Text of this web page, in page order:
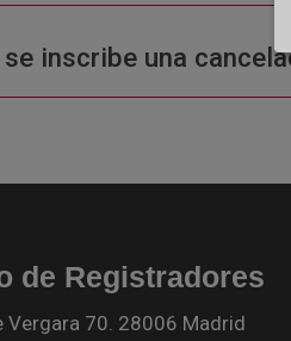
se inscribe una
de Registradores
Vergara 70. 28006 Madrid